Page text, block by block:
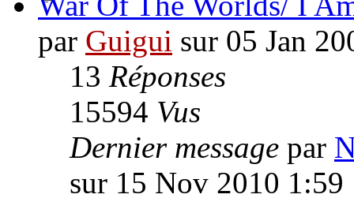
par Guigui sur 05 Jan
13 Réponses
15594 Vus
Dernier message par
sur 15 Nov 2010 1:59